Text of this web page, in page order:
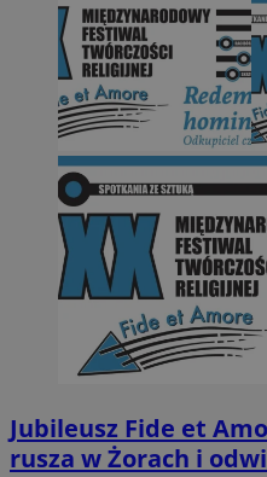
Jubileusz Fide et
rusza w Żorach i